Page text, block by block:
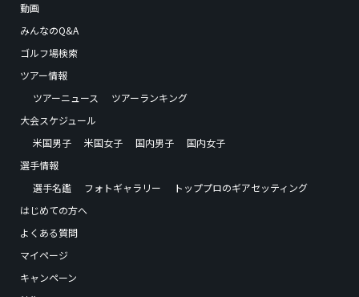
動画
みんなのQ&A
ゴルフ場検索
ツアー情報
ツアーニュース
ツアーランキング
大会スケジュール
米国男子
米国女子 国内男子
国内女子
選手情報
選手名鑑
フォトギャラリー
トッププロのギアセッティング
はじめての方へ
よくある質問
マイページ
キャンペーン